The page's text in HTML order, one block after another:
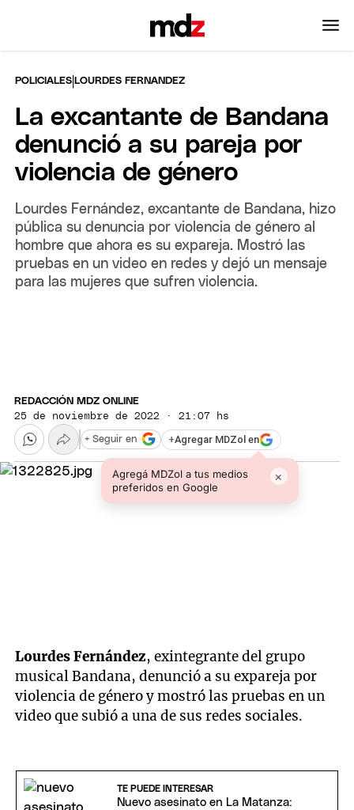
POLICIALES |LOURDES FERNANDEZ
La excantante de Bandana
denunció a su pareja por
violencia de género
Lourdes Fernández, excantante de Bandana, hizo
pública su denuncia por violencia de género al
hombre que ahora es su expareja. Mostró las
pruebas en un video en redes y dejó un mensaje
para las mujeres que sufren violencia.
REDACCIÓN MDZ ONLINE
25 de noviembre de 2022 · 21:07 hs
+Agregar MDZol en
Agregá MDZol a tus medios
preferidos en Google
×
+ Seguir en
Lourdes Fernández, exintegrante del grupo
musical Bandana, denunció a su expareja por
violencia de género y mostró las pruebas en un
video que subió a una de sus redes sociales.
TE PUEDE INTERESAR
Nuevo asesinato en La Matanza: